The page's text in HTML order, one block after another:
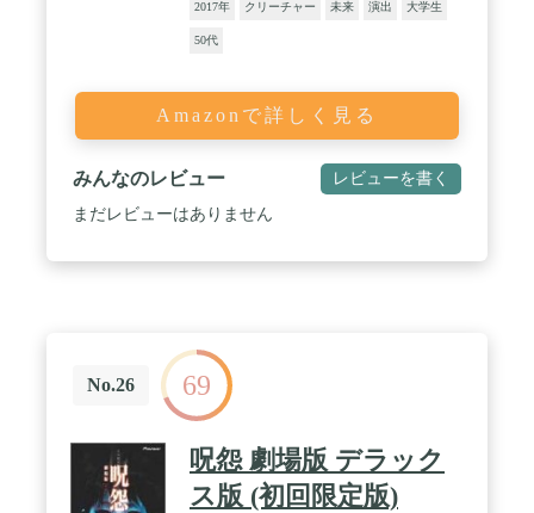
2017年 クリーチャー 未来 演出 大学生
50代
Amazonで詳しく見る
みんなのレビュー レビューを書く
まだレビューはありません
No.26 69
呪怨 劇場版 デラック
ス版 (初回限定版)